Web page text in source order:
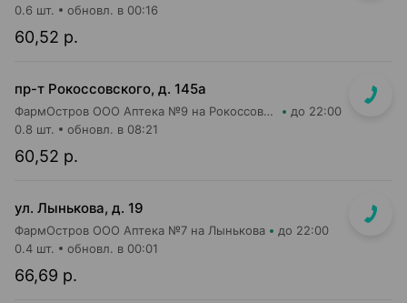
60,52 р.
0.6 шт. обновл. в 00:16
пр-т Рокоссовского, д. 145а
ФармОстров ООО Аптека №9 на Рокоссовского до 22:00
60,52 р.
0.8 шт. обновл. в 08:21
ул. Лынькова, д. 19
ФармОстров ООО Аптека №7 на Лынькова до 22:00
66,69 р.
0.4 шт. обновл. в 00:01